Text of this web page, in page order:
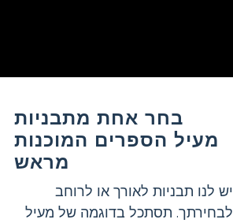
בחר אחת מתבניות
מעיל הספרים המוכנות
מראש
יש לנו תבניות לאורך או לרוחב
לבחירתך. תסתכל בדוגמה של מעיל